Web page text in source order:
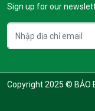
Sign up for our
Copyright 2025 © BẢO